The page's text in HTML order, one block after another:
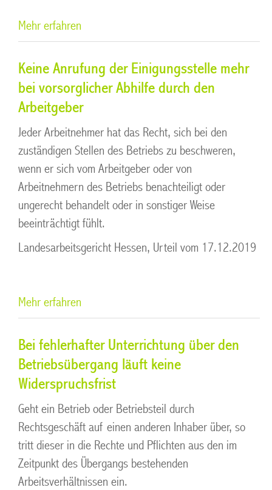
Mehr erfahren
Keine Anrufung der Einigungsstelle mehr
bei vorsorglicher Abhilfe durch den
Arbeitgeber
Jeder Arbeitnehmer hat das Recht, sich bei den
zuständigen Stellen des Betriebs zu beschweren,
wenn er sich vom Arbeitgeber oder von
Arbeitnehmern des Betriebs benachteiligt oder
ungerecht behandelt oder in sonstiger Weise
beeinträchtigt fühlt.
Landesarbeitsgericht Hessen, Urteil vom 17.12.2019
Mehr erfahren
Bei fehlerhafter Unterrichtung über den
Betriebsübergang läuft keine
Widerspruchsfrist
Geht ein Betrieb oder Betriebsteil durch
Rechtsgeschäft auf einen anderen Inhaber über, so
tritt dieser in die Rechte und Pflichten aus den im
Zeitpunkt des Übergangs bestehenden
Arbeitsverhältnissen ein.